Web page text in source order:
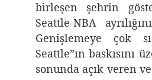
birleşen şehrin
Seattle-NBA
Genişlemeye çok
Seattle”ın baskısını
sonunda açık veren